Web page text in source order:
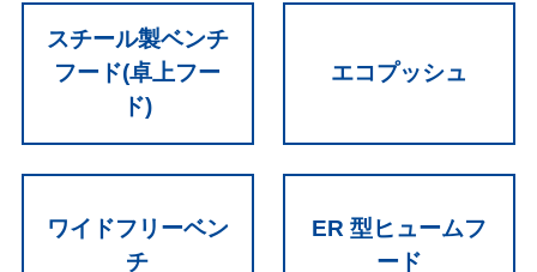
スチール製ベンチ
フード(卓上フー
ド)
エコプッシュ
ワイドフリーベン
チ
ER 型ヒュームフ
ード